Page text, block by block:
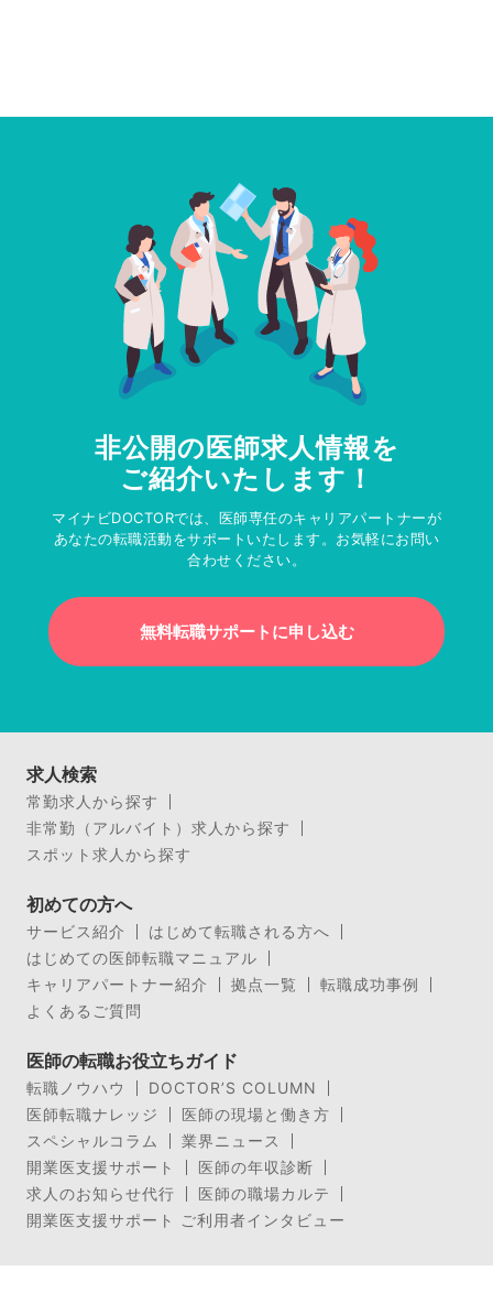
非公開の医師求人情報を
ご紹介いたします！
マイナビDOCTORでは、医師専任のキャリアパートナーが
あなたの転職活動をサポートいたします。お気軽にお問い
合わせください。
無料転職サポートに申し込む
求人検索
常勤求人から探す
非常勤（アルバイト）求人から探す
スポット求人から探す
初めての方へ
サービス紹介
はじめて転職される方へ
はじめての医師転職マニュアル
キャリアパートナー紹介
拠点一覧
転職成功事例
よくあるご質問
医師の転職お役立ちガイド
転職ノウハウ
DOCTOR’S COLUMN
医師転職ナレッジ
医師の現場と働き方
スペシャルコラム
業界ニュース
開業医支援サポート
医師の年収診断
求人のお知らせ代行
医師の職場カルテ
開業医支援サポート ご利用者インタビュー